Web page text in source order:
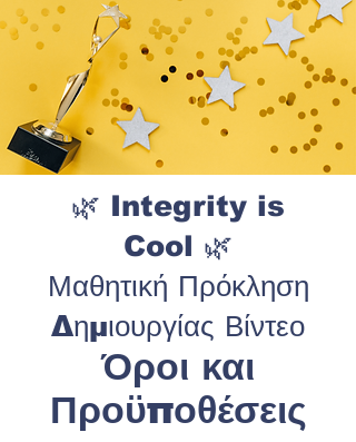
🌿 Integrity is
Cool 🌿
Μαθητική Πρόκληση
Δημιουργίας Βίντεο
Όροι και
Προϋποθέσεις